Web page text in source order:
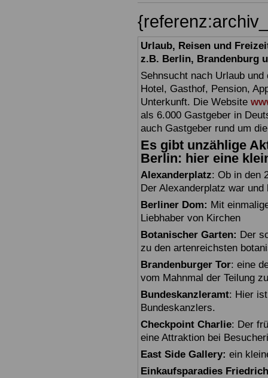
Urlaub, Reisen und
z.B. Berlin, Brandenburg
Sehnsucht nach Urlaub
Hotel, Gasthof, Pension,
Unterkunft. Die Website
als 6.000 Gastgeber in
auch Gastgeber rund um
Es gibt unzählige
Berlin: hier eine
Alexanderplatz: Ob in den
Der Alexanderplatz war
Berliner Dom: Mit
Liebhaber von Kirchen
Botanischer Garten: Der
zu den artenreichsten
Brandenburger Tor: eine
vom Mahnmal der Teilung
Bundeskanzleramt: Hier
Bundeskanzlers.
Checkpoint Charlie: Der
eine Attraktion bei
East Side Gallery: ein
Einkaufsparadies